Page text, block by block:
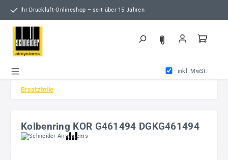
Zum Hauptinhalt springen
Ihr Druckluft-Onlineshop – seit über 15 Jahren
inkl. MwSt.
Ersatzteile
Kolbenring KOR G461494 DGKG461494